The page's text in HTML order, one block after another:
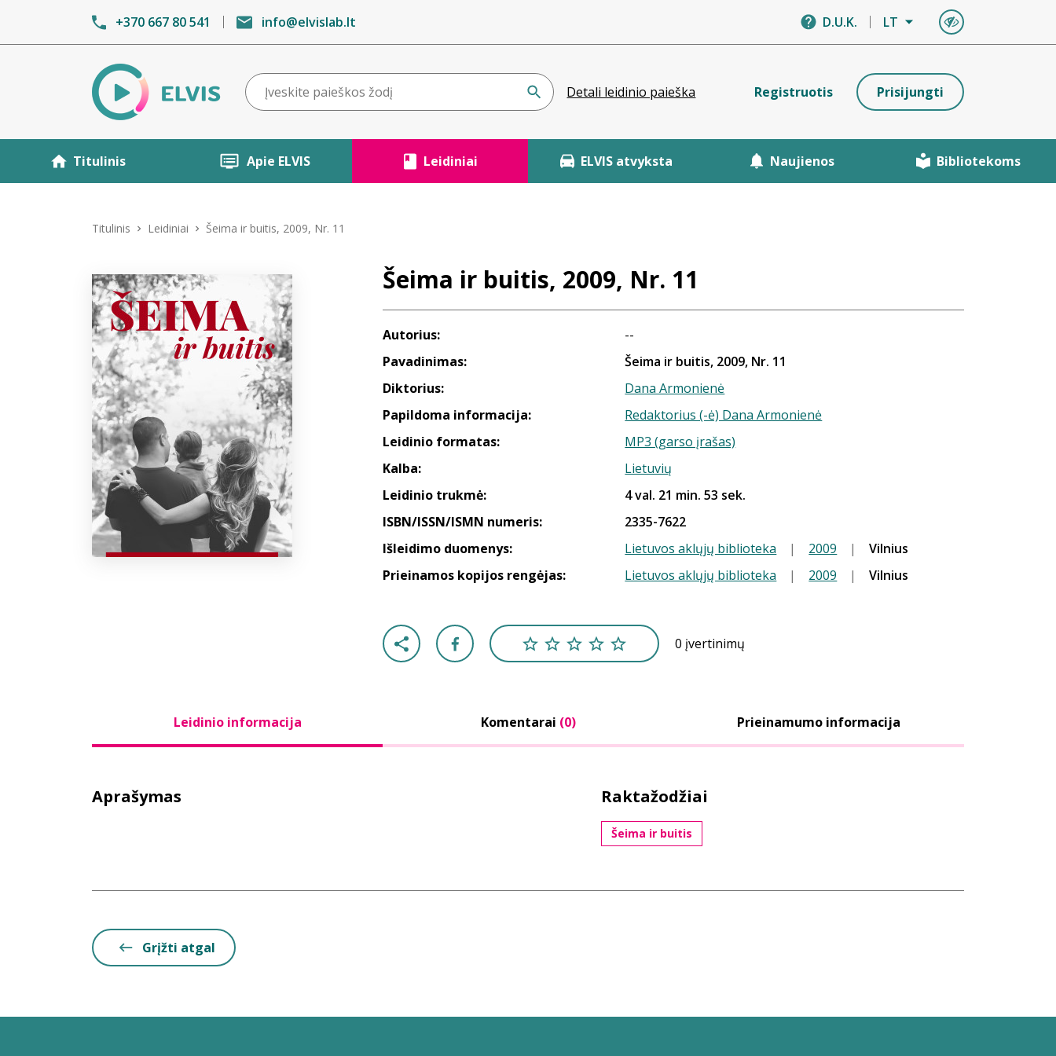
+370 667 80 541 info@elvislab.lt D.U.K. LT
Detali leidinio paieška Registruotis Prisijungti
Titulinis Apie ELVIS Leidiniai ELVIS atvyksta Naujienos Bibliotekoms
Titulinis Leidiniai Šeima ir buitis, 2009, Nr. 11
Šeima ir buitis, 2009, Nr. 11
Autorius:
--
Pavadinimas:
Šeima ir buitis, 2009, Nr. 11
Diktorius:
Dana Armonienė
Papildoma informacija:
Redaktorius (-ė) Dana Armonienė
Leidinio formatas:
MP3 (garso įrašas)
Kalba:
Lietuvių
Leidinio trukmė:
4 val. 21 min. 53 sek.
ISBN/ISSN/ISMN numeris:
2335-7622
Išleidimo duomenys:
Lietuvos aklųjų biblioteka | 2009 |
Vilnius
Prieinamos kopijos rengėjas:
Lietuvos aklųjų biblioteka | 2009 | Vilnius
0 įvertinimų
Leidinio informacija Komentarai (0) Prieinamumo informacija
Aprašymas Raktažodžiai
Šeima ir buitis
Grįžti atgal